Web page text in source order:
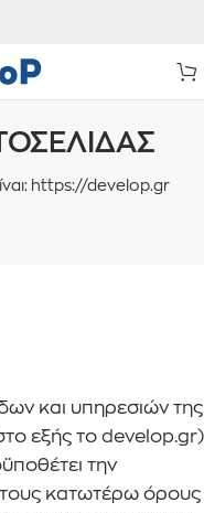
https://develop.gr
και υπηρεσιών της
εξής το develop.gr)
την
κατωτέρω όρους